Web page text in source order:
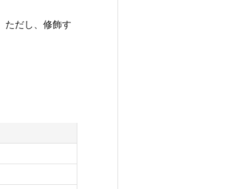
ただし、修飾す